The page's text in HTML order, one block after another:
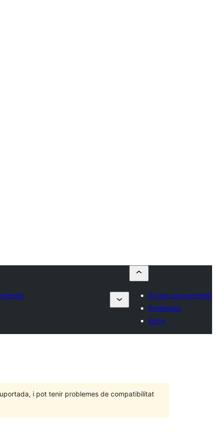
Envieu una extensió
Preferides
Entra
i pot tenir problemes de compatibilitat